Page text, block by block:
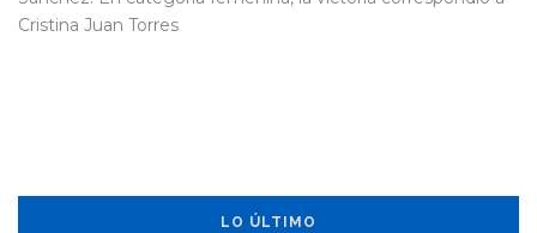
Cristina Juan Torres
LO ÚLTIMO